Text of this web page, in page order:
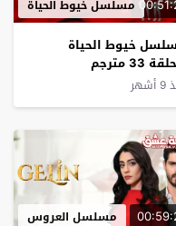
مسلسل خيوط الحياة
خيوط الحياة
33 مترجم
مسلسل العروس